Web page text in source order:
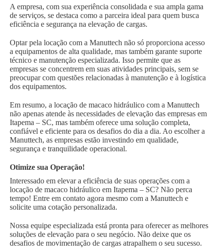
A empresa, com sua experiência consolidada e sua ampla gama
de serviços, se destaca como a parceira ideal para quem busca
eficiência e segurança na elevação de cargas.
Optar pela locação com a Manuttech não só proporciona acesso
a equipamentos de alta qualidade, mas também garante suporte
técnico e manutenção especializada. Isso permite que as
empresas se concentrem em suas atividades principais, sem se
preocupar com questões relacionadas à manutenção e à logística
dos equipamentos.
Em resumo, a locação de macaco hidráulico com a Manuttech
não apenas atende às necessidades de elevação das empresas em
Itapema – SC, mas também oferece uma solução completa,
confiável e eficiente para os desafios do dia a dia. Ao escolher a
Manuttech, as empresas estão investindo em qualidade,
segurança e tranquilidade operacional.
Otimize sua Operação!
Interessado em elevar a eficiência de suas operações com a
locação de macaco hidráulico em Itapema – SC? Não perca
tempo! Entre em contato agora mesmo com a Manuttech e
solicite uma cotação personalizada.
Nossa equipe especializada está pronta para oferecer as melhores
soluções de elevação para o seu negócio. Não deixe que os
desafios de movimentação de cargas atrapalhem o seu sucesso.